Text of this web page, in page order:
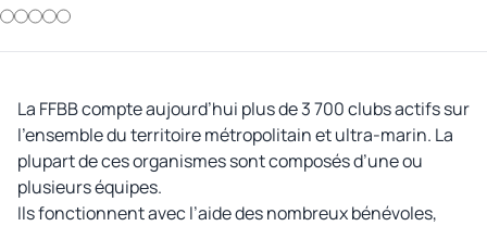
La FFBB compte aujourd’hui plus de 3 700 clubs actifs sur
l’ensemble du territoire métropolitain et ultra-marin. La
plupart de ces organismes sont composés d’une ou
plusieurs équipes.
Ils fonctionnent avec l’aide des nombreux bénévoles,